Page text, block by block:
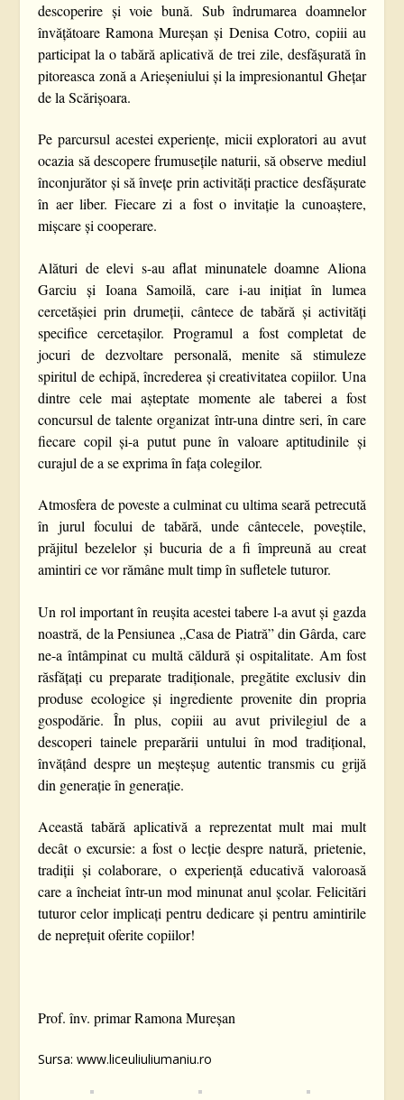
descoperire și voie bună. Sub îndrumarea doamnelor
învățătoare Ramona Mureșan și Denisa Cotro, copiii au
participat la o tabără aplicativă de trei zile, desfășurată în
pitoreasca zonă a Arieșeniului și la impresionantul Ghețar
de la Scărișoara.
Pe parcursul acestei experiențe, micii exploratori au avut
ocazia să descopere frumusețile naturii, să observe mediul
înconjurător și să învețe prin activități practice desfășurate
în aer liber. Fiecare zi a fost o invitație la cunoaștere,
mișcare și cooperare.
Alături de elevi s-au aflat minunatele doamne Aliona
Garciu și Ioana Samoilă, care i-au inițiat în lumea
cercetășiei prin drumeții, cântece de tabără și activități
specifice cercetașilor. Programul a fost completat de
jocuri de dezvoltare personală, menite să stimuleze
spiritul de echipă, încrederea și creativitatea copiilor. Una
dintre cele mai așteptate momente ale taberei a fost
concursul de talente organizat într-una dintre seri, în care
fiecare copil și-a putut pune în valoare aptitudinile și
curajul de a se exprima în fața colegilor.
Atmosfera de poveste a culminat cu ultima seară petrecută
în jurul focului de tabără, unde cântecele, poveștile,
prăjitul bezelelor și bucuria de a fi împreună au creat
amintiri ce vor rămâne mult timp în sufletele tuturor.
Un rol important în reușita acestei tabere l-a avut și gazda
noastră, de la Pensiunea „Casa de Piatră” din Gârda, care
ne-a întâmpinat cu multă căldură și ospitalitate. Am fost
răsfățați cu preparate tradiționale, pregătite exclusiv din
produse ecologice și ingrediente provenite din propria
gospodărie. În plus, copiii au avut privilegiul de a
descoperi tainele preparării untului în mod tradițional,
învățând despre un meșteșug autentic transmis cu grijă
din generație în generație.
Această tabără aplicativă a reprezentat mult mai mult
decât o excursie: a fost o lecție despre natură, prietenie,
tradiții și colaborare, o experiență educativă valoroasă
care a încheiat într-un mod minunat anul școlar. Felicitări
tuturor celor implicați pentru dedicare și pentru amintirile
de neprețuit oferite copiilor!
Prof. înv. primar Ramona Mureșan
Sursa: www.liceuliuliumaniu.ro